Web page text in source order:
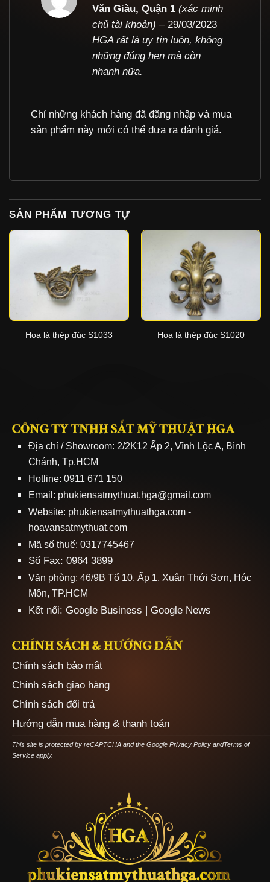
Được xếp
sao
Văn Giàu, Quận 1(xác minh
chủ tài khoản) – 29/03/2023
HGA rất là uy tín luôn, không
những đúng hẹn mà còn
nhanh nữa.
Chỉ những khách hàng đã đăng nhập và mua
sản phẩm này mới có thể đưa ra đánh giá.
SẢN PHẨM TƯƠNG TỰ
Hoa lá thép đúc S1033 Hoa lá thép đúc S1020
CÔNG TY TNHH SẮT MỸ THUẬT HGA
Địa chỉ / Showroom: 2/2K12 Ấp 2, Vĩnh Lộc A, Bình
Chánh, Tp.HCM
Hotline: 0911 671 150
Email: phukiensatmythuat.hga@gmail.com
Website: phukiensatmythuathga.com-
hoavansatmythuat.com
Mã số thuế: 0317745467
Số Fax: 0964 3899
Văn phòng: 46/9B Tổ 10, Ấp 1, Xuân Thới Sơn, Hóc
Môn, TP.HCM
Kết nối: Google Business | Google News
CHÍNH SÁCH & HƯỚNG DẪN
Chính sách bảo mật
Chính sách giao hàng
Chính sách đổi trả
Hướng dẫn mua hàng & thanh toán
This site is protected by reCAPTCHA and the Google Privacy PolicyandTerms of
Serviceapply.